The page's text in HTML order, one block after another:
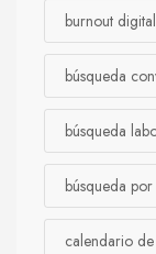
burnout digital
búsqueda
búsqueda
búsqueda
calendario